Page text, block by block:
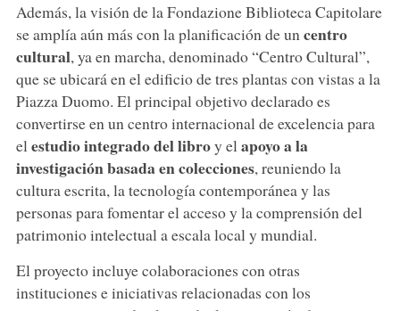
Además, la visión de la Fondazione Biblioteca Capitolare
se amplía aún más con la planificación de uncentro
cultural, ya en marcha, denominado “Centro Cultural”,
que se ubicará en el edificio de tres plantas con vistas a la
Piazza Duomo. El principal objetivo declarado es
convertirse en un centro internacional de excelencia para
elestudio integrado del libroy elapoyo a la
investigación basada en colecciones, reuniendo la
cultura escrita, la tecnología contemporánea y las
personas para fomentar el acceso y la comprensión del
patrimonio intelectual a escala local y mundial.
El proyecto incluye colaboraciones con otras
instituciones e iniciativas relacionadas con los